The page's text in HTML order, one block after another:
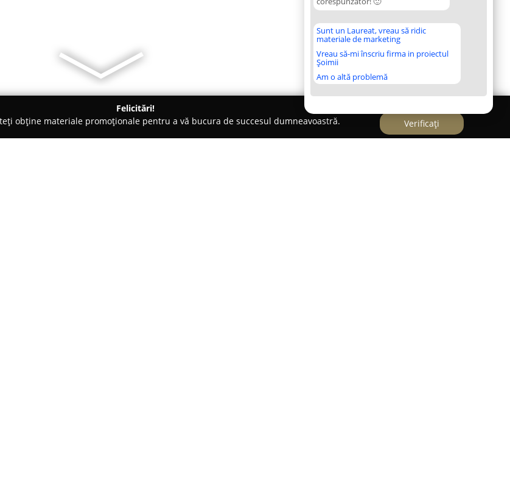
Sunt un Laureat, vreau să ridic
materiale de marketing
Vreau să-mi înscriu firma in proiectul
Șoimii
Am o altă problemă
Felicitări!
obține materiale promoționale pentru a vă bucura de succesul dumneavoastră.
Verificați